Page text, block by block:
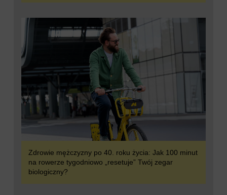
Zdrowie mężczyzny po 40. roku życia: Jak 100 minut
na rowerze tygodniowo „resetuje” Twój zegar
biologiczny?